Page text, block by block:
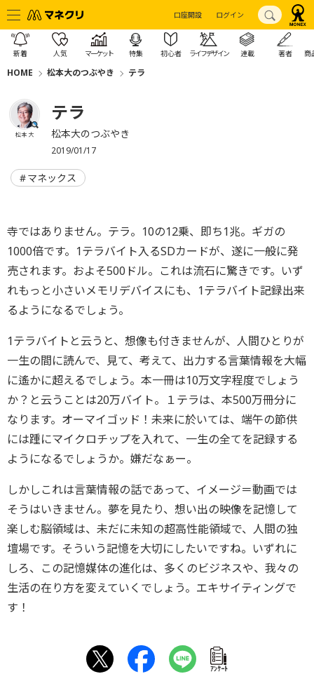
口座開設 ログイン
新着 人気 マーケット 特集 初心者 ライフデザイン 連載 著者 商
HOME 松本大のつぶやき テラ
松本 大
テラ
松本大のつぶやき
2019/01/17
マネックス
寺ではありません。テラ。10の12乗、即ち1兆。ギガの
1000倍です。1テラバイト入るSDカードが、遂に一般に発
売されます。およそ500ドル。これは流石に驚きです。いず
れもっと小さいメモリデバイスにも、1テラバイト記録出来
るようになるでしょう。
1テラバイトと云うと、想像も付きませんが、人間ひとりが
一生の間に読んで、見て、考えて、出力する言葉情報を大幅
に遙かに超えるでしょう。本一冊は10万文字程度でしょう
か？と云うことは20万バイト。１テラは、本500万冊分に
なります。オーマイゴッド！未来に於いては、端午の節供
には踵にマイクロチップを入れて、一生の全てを記録する
ようになるでしょうか。嫌だなぁー。
しかしこれは言葉情報の話であって、イメージ＝動画では
そうはいきません。夢を見たり、想い出の映像を記憶して
楽しむ脳領域は、未だに未知の超高性能領域で、人間の独
壇場です。そういう記憶を大切にしたいですね。いずれに
しろ、この記憶媒体の進化は、多くのビジネスや、我々の
生活の在り方を変えていくでしょう。エキサイティングで
す！
ｱﾝｹｰﾄ